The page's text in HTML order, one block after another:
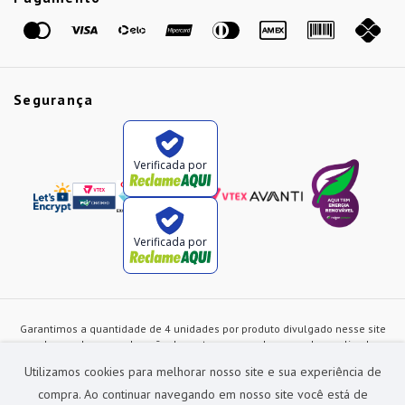
Utilizamos cookies para melhorar nosso site e sua experiência de
compra. Ao continuar navegando em nosso site você está de
Segurança
Verificada por
Verificada por
Garantimos a quantidade de 4 unidades por produto divulgado nesse site
ou de acordo com a duração dos estoques, sendo as vendas realizadas
alterados a qualquer instante sem prévia comunicação e são exclusivos
para a loja virtual, não restando nenhuma obrigação de prática similar nas